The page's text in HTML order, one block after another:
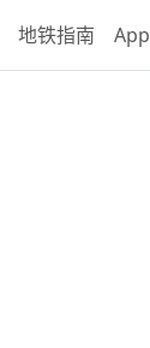
地铁指南 App